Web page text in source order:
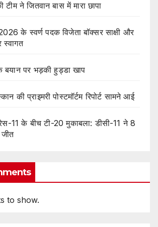
टीम ने जितवान बास में मारा छापा
के स्वर्ण पदक विजेता बॉक्सर साक्षी और
स्वागत
बयान पर भड़की हुड्डा खाप
की प्राइमरी पोस्टमॉर्टम रिपोर्ट सामने आई
11 के बीच टी-20 मुकाबला: डीसी-11 ने 8
to show.